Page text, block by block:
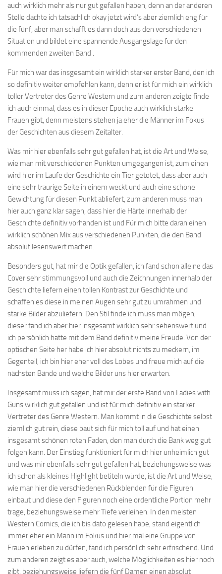
auch wirklich mehr als nur gut gefallen haben, denn an der anderen
Stelle dachte ich tatsächlich okay jetzt wird’s aber ziemlich eng für
die fünf, aber man schafft es dann doch aus den verschiedenen
Situation und bildet eine spannende Ausgangslage für den
kommenden zweiten Band .
Für mich war das insgesamt ein wirklich starker erster Band, den ich
so definitiv weiter empfehlen kann, denn er ist für mich ein wirklich
toller Vertreter des Genre Western und zum anderen zeigte finde
ich auch einmal, dass es in dieser Epoche auch wirklich starke
Frauen gibt, denn meistens stehen ja eher die Männer im Fokus
der Geschichten aus diesem Zeitalter.
Was mir hier ebenfalls sehr gut gefallen hat, ist die Art und Weise,
wie man mit verschiedenen Punkten umgegangen ist, zum einen
wird hier im Laufe der Geschichte ein Tier getötet, dass aber auch
eine sehr traurige Seite in einem weckt und auch eine schöne
Gewichtung für diesen Punkt abliefert, zum anderen muss man
hier auch ganz klar sagen, dass hier die Härte innerhalb der
Geschichte definitiv vorhanden ist und Für mich bitte daran einen
wirklich schönen Mix aus verschiedenen Punkten, die den Band
absolut lesenswert machen.
Besonders gut, hat mir die Optik gefallen, ich fand schon alleine das
Cover sehr stimmungsvoll und auch die Zeichnungen innerhalb der
Geschichte liefern einen tollen Kontrast zur Geschichte und
schaffen es diese in meinen Augen sehr gut zu umrahmen und
starke Bilder abzuliefern. Den Stil finde ich muss man mögen,
dieser fand ich aber hier insgesamt wirklich sehr sehenswert und
ich persönlich hatte mit dem Band definitiv meine Freude. Von der
optischen Seite her habe ich hier absolut nichts zu meckern, im
Gegenteil, ich bin hier eher voll des Lobes und freue mich auf die
nächsten Bände und welche Bilder uns hier erwarten.
Insgesamt muss ich sagen, hat mir der erste Band von Ladies with
Guns wirklich gut gefallen und ist für mich definitiv ein starker
Vertreter des Genre Western. Man kommt in die Geschichte selbst
ziemlich gut rein, diese baut sich für mich toll auf und hat einen
insgesamt schönen roten Faden, den man durch die Bank weg gut
folgen kann. Der Einstieg funktioniert für mich hier unheimlich gut
und was mir ebenfalls sehr gut gefallen hat, beziehungsweise was
ich schon als kleines Highlight betiteln würde, ist die Art und Weise,
wie man hier die verschiedenen Rückblenden für die Figuren
einbaut und diese den Figuren noch eine ordentliche Portion mehr
trage, beziehungsweise mehr Tiefe verleihen. In den meisten
Western Comics, die ich bis dato gelesen habe, stand eigentlich
immer eher ein Mann im Fokus und hier mal eine Gruppe von
Frauen erleben zu dürfen, fand ich persönlich sehr erfrischend. Und
zum anderen zeigt es aber auch, welche Möglichkeiten es hier noch
gibt, beziehungsweise liefern die fünf Damen einen absolut